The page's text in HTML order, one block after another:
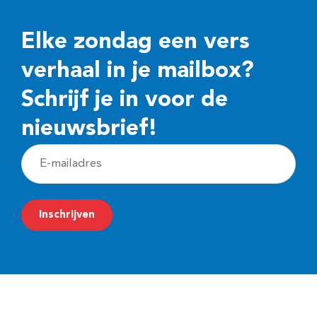
Elke zondag een vers
verhaal in je mailbox?
Schrijf je in voor de
nieuwsbrief!
E
-
m
a
Inschrijven